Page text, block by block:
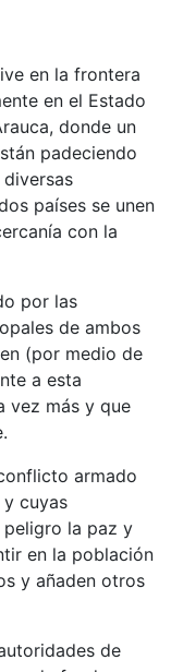
en la frontera
en el Estado
donde un
padeciendo
países se unen
con la
por las
de ambos
(por medio de
a esta
vez más y que
armado
cuyas
peligro la paz y
en la población
y añaden otros
de